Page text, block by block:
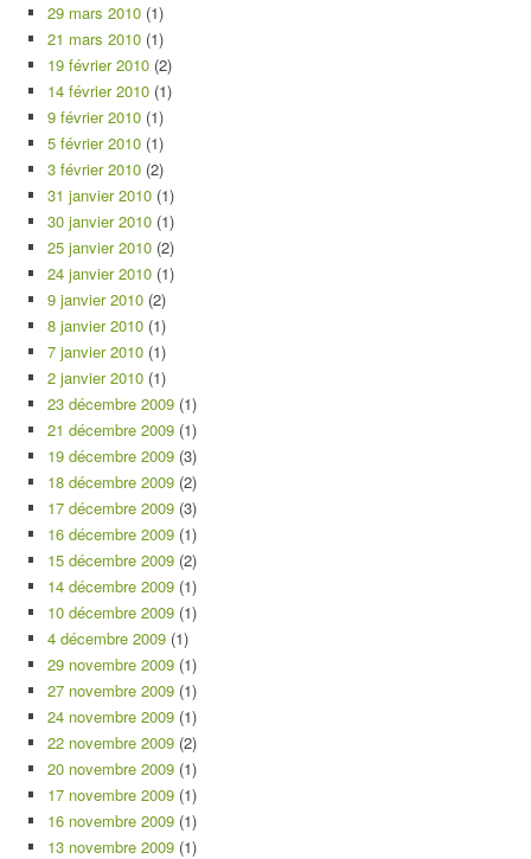
29 mars 2010 (1)
21 mars 2010 (1)
19 février 2010 (2)
14 février 2010 (1)
9 février 2010 (1)
5 février 2010 (1)
3 février 2010 (2)
31 janvier 2010 (1)
30 janvier 2010 (1)
25 janvier 2010 (2)
24 janvier 2010 (1)
9 janvier 2010 (2)
8 janvier 2010 (1)
7 janvier 2010 (1)
2 janvier 2010 (1)
23 décembre 2009 (1)
21 décembre 2009 (1)
19 décembre 2009 (3)
18 décembre 2009 (2)
17 décembre 2009 (3)
16 décembre 2009 (1)
15 décembre 2009 (2)
14 décembre 2009 (1)
10 décembre 2009 (1)
4 décembre 2009 (1)
29 novembre 2009 (1)
27 novembre 2009 (1)
24 novembre 2009 (1)
22 novembre 2009 (2)
20 novembre 2009 (1)
17 novembre 2009 (1)
16 novembre 2009 (1)
13 novembre 2009 (1)